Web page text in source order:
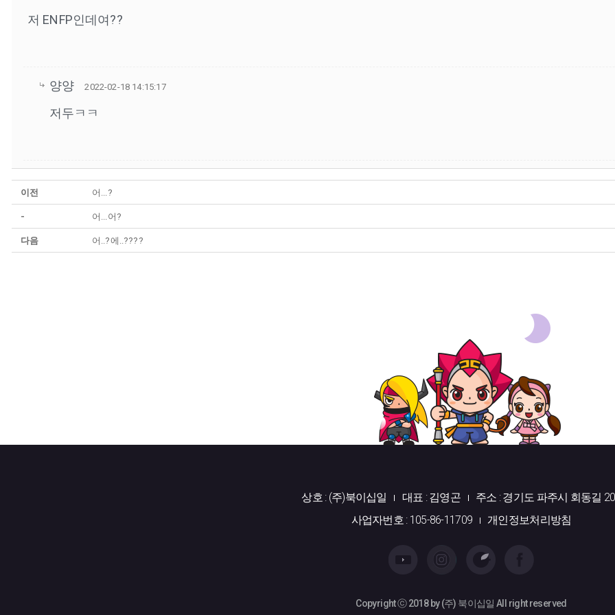
저 ENFP인데여??
양양 2022-02-18 14:15:17
저두ㅋㅋ
이전 어...?
- 어...어?
다음 어..?에..????
상호 : (주)북이십일 대표 : 김영곤
주소 : 경기도 파주시 회동길
사업자번호 : 105-86-11709
개인정보처리방침
Copyright ⓒ 2018 by (주) 북이십일 All right reserved